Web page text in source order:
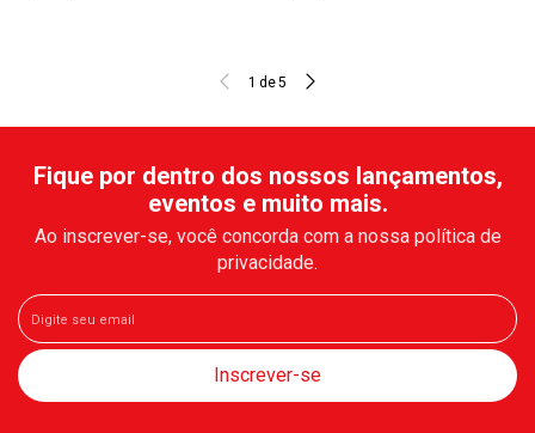
1 de5
Fique por dentro dos nossos lançamentos,
eventos e muito mais.
Ao inscrever-se, você concorda com a nossa política de
privacidade.